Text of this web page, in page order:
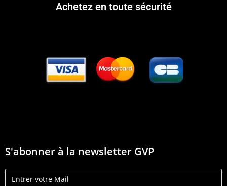
Achetez en toute sécurité
S'abonner à la newsletter GVP